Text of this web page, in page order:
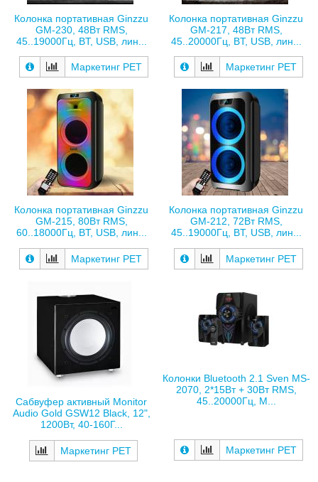
Колонка портативная Ginzzu
GM-230, 48Вт RMS,
45..19000Гц, BT, USB, лин...
Маркетинг РЕТ
Колонка портативная Ginzzu
GM-217, 48Вт RMS,
45..20000Гц, BT, USB, лин...
Маркетинг РЕТ
Колонка портативная Ginzzu
GM-215, 80Вт RMS,
60..18000Гц, BT, USB, лин...
Маркетинг РЕТ
Колонка портативная Ginzzu
GM-212, 72Вт RMS,
45..19000Гц, BT, USB, лин...
Маркетинг РЕТ
Сабвуфер активный Monitor
Audio Gold GSW12 Black, 12",
1200Вт, 40-160Г...
Маркетинг РЕТ
Колонки Bluetooth 2.1 Sven MS-
2070, 2*15Вт + 30Вт RMS,
45..20000Гц, M...
Маркетинг РЕТ